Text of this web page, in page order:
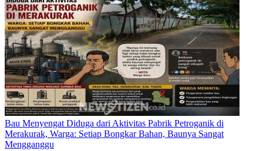
Bau Menyengat Diduga dari Aktivitas Pabrik Petroganik di
Merakurak, Warga: Setiap Bongkar Bahan, Baunya Sangat
Mengganggu